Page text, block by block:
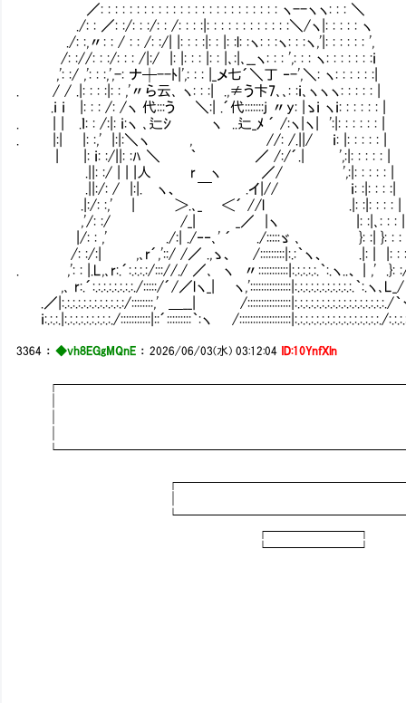
／: : : : : : : : : : : : : : : : : : : : : : : : : ヽ--ヽヽ: : : ＼
./: : ／: :/: : :/: : /: : : :|: : : : : : : : : : : :＼/ヽ|: : : : : ヽ
./: :,〃: : / : : /: :/| |: : : :|: : |: :l: :ヽ: : :ヽ: : :ヽ,'|: : : : : : ',
/: ://: : :/: : : /|:/ |: |: : : |: : |､:|､__ヽ: : : ',: : : ヽ: : : : : : :ｉ
,': :/ ,': : :,',-: ナ┼--ﾄ|',: : : |_メ七´＼丁 ‐-',＼: ヽ: : : : : :|
. / / .|: : : :|: : ,'〃ら云､ ヽ: : :| .,≠う卞7､､: :ｉ､ヽヽヽ: : : : : |
.ｉ ｉ |: : : /: /ヽ 代:::う ＼:| .´代:::::::j 〃y: |ゝｉ ヽｉ: : : : : :
. | | .ｌ: : /:|: ｉ:ヽ ､辷ｼ ヽ ..辷_ﾒ ´ /:ヽ|ヽ| ':|: : : : : : |
. |:| |: :,' |:|:＼ヽ , //: /.||/ ｉ: |: : : : : |
| |: ｉ: :/||: :ﾊ ＼ ｀ ／ /:/´.| ',:|: : : : : |
.||: :/ | | |人 r ヽ ／/ ',:|: : : : : |
.||:/: / |:|. ヽ、 ￣ .イ|// ｉ: :|: : : :|
.|:/: :,' | ＞.､_ ＜´ //l .|: :|: : : : |
,'/: :/ /_| _／ |ヽ |: :|､: : : |
|/: : ,' ./:| ./‐‐､' ´ ./:::::ゞ ､ }: :| }: : :
/: :/:| ,､r´,'::/ /／ .,ゝ、 /:::::::::|:.:｀ヽ、 .|: | |: :
. ,': : |.L,､r:.´:.:.:.:/::://./ ／､ ヽ 〃:::::::::::|:.:.:.:.:.｀:.ヽ..、 | ,' .}:
,､ r:.´:.:.:.:.:.:.:.:./:::::/´/／lヽ_| ヽ,':::::::::::::::|:.:.:.:.:.:.:.:.:.:.:.｀:.ヽ､L_/
.／|:.:.:.:.:.:.:.:.:.:.:.:/::::::::,' ＿__| /::::::::::::::::|:.:.:.:.:.:.:.:.:.:.:.:.:.:.:.:.:./｀
ｉ:.:.:.|:.:.:.:.:.:.:.:.:./:::::::::::|::´:::::::::｀:ヽ /:::::::::::::::::::|:.:.:.:.:.:.:.:.:.:.:.:.:.:.:.:./
3364 ：◆vh8EGgMQnE ：2026/06/03(水) 03:12:04 ID:10YnfXln
┌──────┐
└──────┘